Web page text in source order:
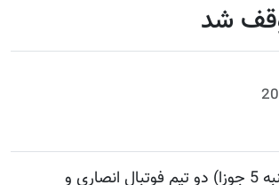
شد
روز گذشته ( یکشنبه 5 جوزا) دو تیم فوتبال انصاری و